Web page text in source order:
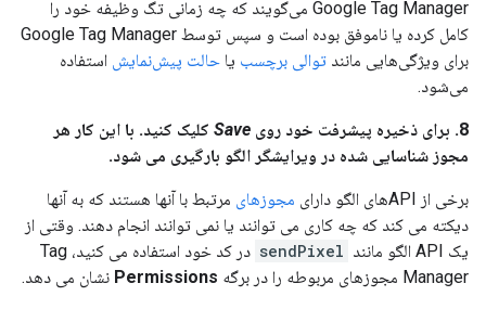
Google Tag Manager می‌گویند که چه زمانی تگ وظیفه خود را
کامل کرده یا ناموفق بوده است و سپس توسط Google Tag Manager
برای ویژگی‌هایی مانند توالی برچسب یا حالت پیش‌نمایش استفاده
می‌شود.
8. برای ذخیره پیشرفت خود روی Save کلیک کنید. با این کار هر
مجوز شناسایی شده در ویرایشگر الگو بارگیری می شود.
برخی از APIهای الگو دارای مجوزهای مرتبط با آنها هستند که به آنها
دیکته می کند که چه کاری می توانند یا نمی توانند انجام دهند. وقتی از
یک API الگو مانند
sendPixel
در کد خود استفاده می کنید، Tag
Manager مجوزهای مربوطه را در برگه
Permissions نشان می دهد.